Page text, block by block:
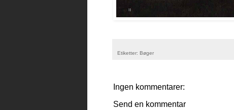
Etiketter: Bøger
Ingen kommentarer:
Send en kommentar